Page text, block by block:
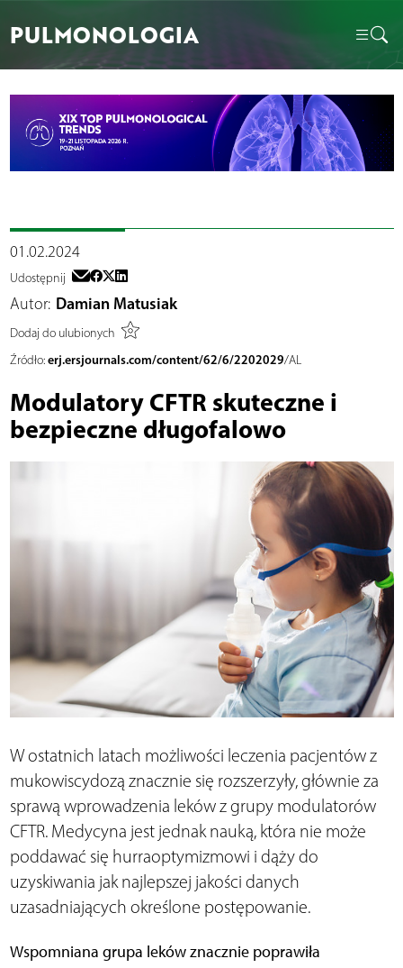
PULMONOLOGIA
01.02.2024
Udostępnij
Autor: Damian Matusiak
Dodaj do ulubionych
Źródło: erj.ersjournals.com/content/62/6/2202029/AL
Modulatory CFTR skuteczne i
bezpieczne długofalowo
W ostatnich latach możliwości leczenia pacjentów z
mukowiscydozą znacznie się rozszerzyły, głównie za
sprawą wprowadzenia leków z grupy modulatorów
CFTR. Medycyna jest jednak nauką, która nie może
poddawać się hurraoptymizmowi i dąży do
uzyskiwania jak najlepszej jakości danych
uzasadniających określone postępowanie.
Wspomniana grupa leków znacznie poprawiła